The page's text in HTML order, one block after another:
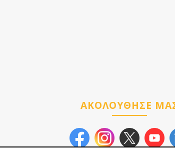
ΑΚΟΛΟΥΘΗΣΕ